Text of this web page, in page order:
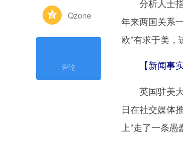
Qzone
评论
分析人士指
年来两国关系
欧”有求于美，
【新闻事
英国驻美大
日在社交媒体
上“走了一条愚